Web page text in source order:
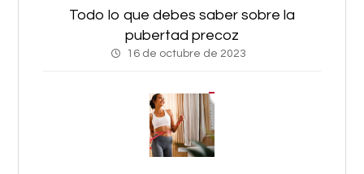
Todo lo que debes saber sobre la
pubertad precoz
16 de octubre de 2023